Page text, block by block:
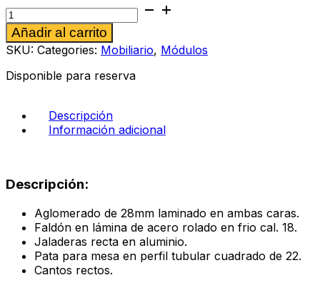
Módulo
de
dirección
Iowa
color
cherry
cantidad
Añadir al carrito
SKU: Categories: Mobiliario, Módulos
Disponible para reserva
Descripción
Información adicional
Descripción:
Aglomerado de 28mm laminado en ambas caras.
Faldón en lámina de acero rolado en frio cal. 18.
Jaladeras recta en aluminio.
Pata para mesa en perfil tubular cuadrado de 22.
Cantos rectos.